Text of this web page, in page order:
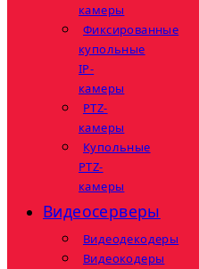
камеры
Фиксированные
купольные
IP-
камеры
PTZ-
камеры
Купольные
PTZ-
камеры
Видеосерверы
Видеодекодеры
Видеокодеры